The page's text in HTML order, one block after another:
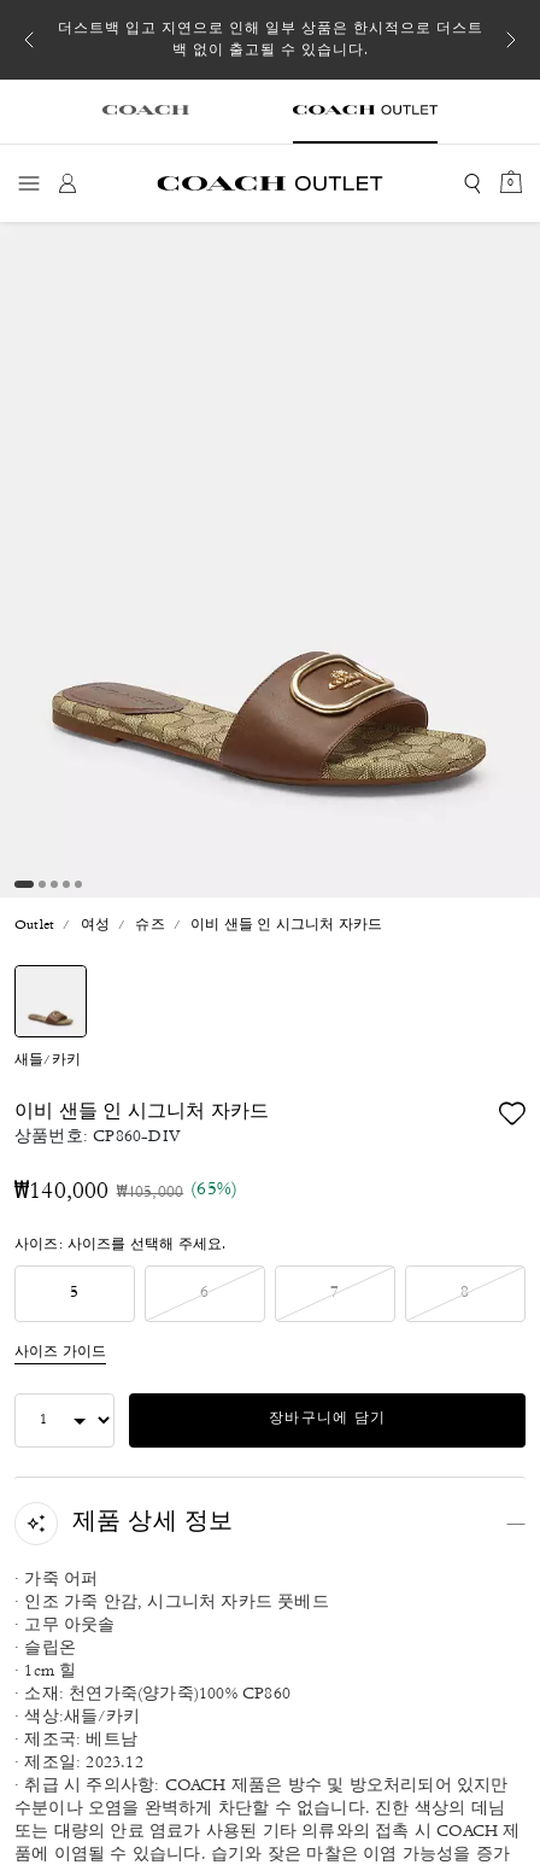
될 수
더스트백 입고 지연으로 인해 일부 상품은 한시적으로 더스트
백 없이 출고될 수 있습니다.
0
Outlet 여성 슈즈 이비 샌들 인 시그니처 자카드
새들/카키
이비 샌들 인 시그니처 자카드
상품번호:CP860-DIV
₩140,000 가격 인하 전
₩405,000인하됨
(65%)
사이즈: 사이즈를 선택해 주세요.
5 6 7 8
사이즈 가이드
장바구니에 담기
제품 상세 정보
· 가죽 어퍼
· 인조 가죽 안감, 시그니처 자카드 풋베드
· 고무 아웃솔
· 슬립온
· 1cm 힐
· 소재: 천연가죽(양가죽)100% CP860
· 색상:새들/카키
· 제조국: 베트남
· 제조일: 2023.12
· 취급 시 주의사항: COACH 제품은 방수 및 방오처리되어 있지만
수분이나 오염을 완벽하게 차단할 수 없습니다. 진한 색상의 데님
또는 대량의 안료 염료가 사용된 기타 의류와의 접촉 시 COACH 제
품에 이염될 수 있습니다. 습기와 잦은 마찰은 이염 가능성을 증가